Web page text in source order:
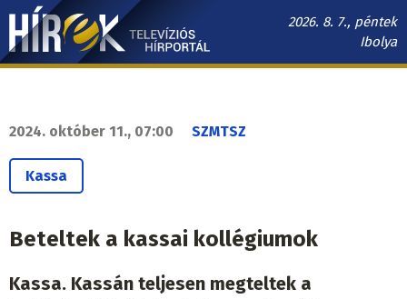
Ugrás
tartalomra
2026. 8. 7., péntek
Ibolya
Hírek.sk
navigáció
2024. október 11., 07:00 SZMTSZ
Kassa
Beteltek a kassai kollégiumok
Kassa. Kassán teljesen megteltek a